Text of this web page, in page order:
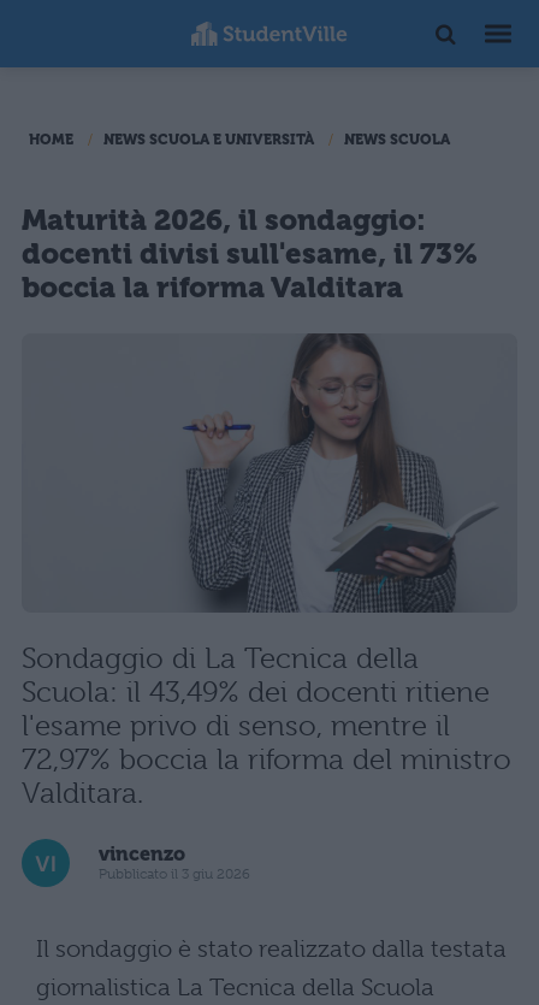
HOME NEWS SCUOLA E UNIVERSITÀ NEWS SCUOLA
Maturità 2026, il sondaggio:
docenti divisi sull'esame, il 73%
boccia la riforma Valditara
Sondaggio di La Tecnica della
Scuola: il 43,49% dei docenti ritiene
l'esame privo di senso, mentre il
72,97% boccia la riforma del ministro
Valditara.
vincenzo
Pubblicato il 3 giu 2026
Il sondaggio è stato realizzato dalla testata
giornalistica La Tecnica della Scuola